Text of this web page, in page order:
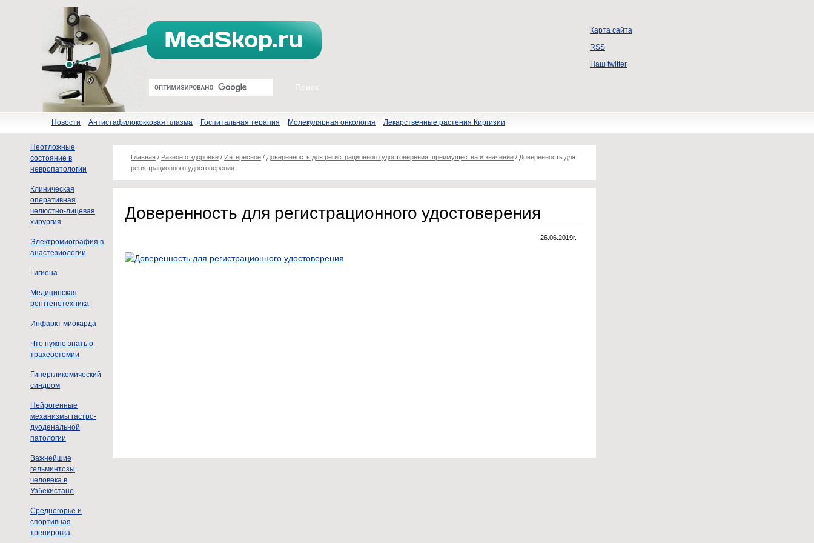
Карта сайта
RSS
Наш twitter
Новости Антистафилококковая плазма Госпитальная терапия Молекулярная онкология Лекарственные растения Киргизии
Неотложные
состояние в
невропатологии
Клиническая
оперативная
челюстно-лицевая
хирургия
Электромиография в
анастезиологии
Гигиена
Медицинская
рентгенотехника
Инфаркт миокарда
Что нужно знать о
трахеостомии
Гипергликемический
синдром
Нейрогенные
механизмы гастро-
дуоденальной
патологии
Важнейшие
гельминтозы
человека в
Узбекистане
Среднегорье и
спортивная
тренировка
Главная / Разное о здоровье / Интересное / Доверенность для регистрационного удостоверения: преимущества и значение / Доверенность для
регистрационного удостоверения
Доверенность для регистрационного удостоверения
26.06.2019г.